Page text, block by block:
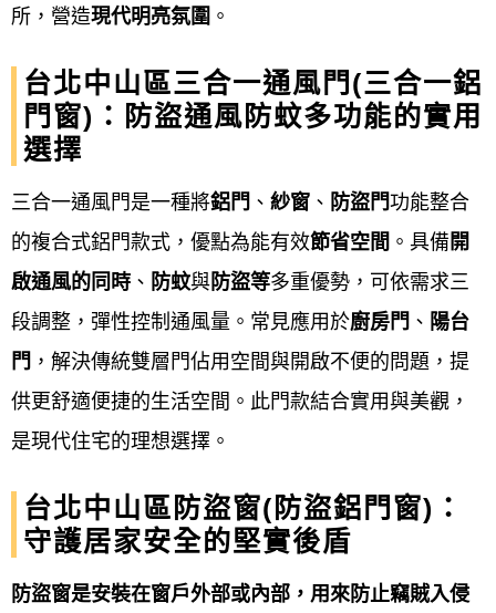
驗收：: 與業主確認所有細節皆符合
收款。
售後保固
廠商提供後續的保固服務，並說明產品的基
本保養方式，以確保產品能長期穩定運作。
注意事項
並根據預算考量門窗的抗風壓、水密性與隔
音性能等。
所，營造現代明亮氛圍 。
台北中山區三合一通風門(三合一鋁
門窗)：防盜通風防蚊多功能的實用
選擇
三合一通風門是一種將鋁門 、 紗窗 、 防盜門功能整合
的複合式鋁門款式，優點為能有效節省空間 。具備 開
啟通風的同時 、 防蚊與防盜等多重優勢，可依需求三
段調整，彈性控制通風量。常見應用於廚房門 、 陽台
門 ，解決傳統雙層門佔用空間與開啟不便的問題，提
供更舒適便捷的生活空間。此門款結合實用與美觀，
是現代住宅的理想選擇。
台北中山區防盜窗(防盜鋁門窗)：
守護居家安全的堅實後盾
防盜窗是安裝在窗戶外部或內部，用來防止竊賊入侵